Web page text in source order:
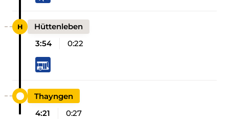
Hüttenleben
3:54
0:22
Thayngen
4:21
0:27